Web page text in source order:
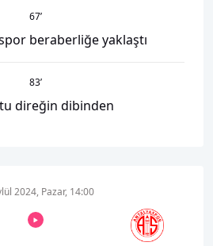
67’
beraberliğe yaklaştı
83’
direğin dibinden
2024, Pazar, 14:00